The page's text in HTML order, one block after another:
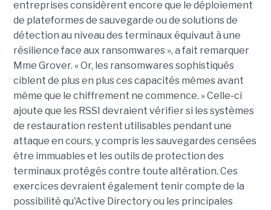
entreprises considèrent encore que le déploiement
de plateformes de sauvegarde ou de solutions de
détection au niveau des terminaux équivaut à une
résilience face aux ransomwares », a fait remarquer
Mme Grover. « Or, les ransomwares sophistiqués
ciblent de plus en plus ces capacités mêmes avant
même que le chiffrement ne commence. » Celle-ci
ajoute que les RSSI devraient vérifier si les systèmes
de restauration restent utilisables pendant une
attaque en cours, y compris les sauvegardes censées
être immuables et les outils de protection des
terminaux protégés contre toute altération. Ces
exercices devraient également tenir compte de la
possibilité qu'Active Directory ou les principales